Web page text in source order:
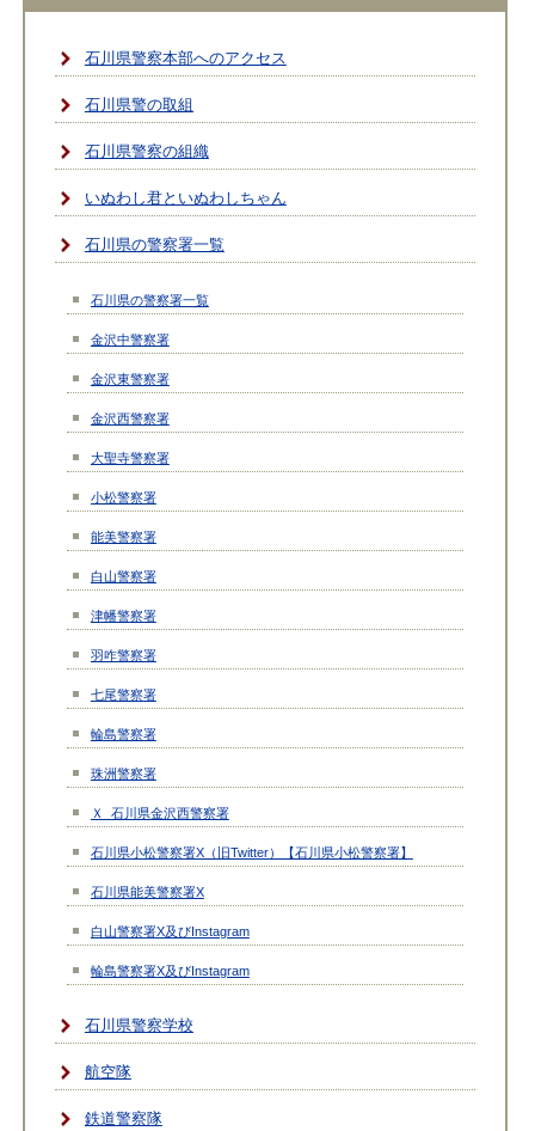
石川県警察本部へのアクセス
石川県警の取組
石川県警察の組織
いぬわし君といぬわしちゃん
石川県の警察署一覧
石川県の警察署一覧
金沢中警察署
金沢東警察署
金沢西警察署
大聖寺警察署
小松警察署
能美警察署
白山警察署
津幡警察署
羽咋警察署
七尾警察署
輪島警察署
珠洲警察署
Ｘ_石川県金沢西警察署
石川県小松警察署X（旧Twitter）【石川県小松警察署】
石川県能美警察署X
白山警察署X及びInstagram
輪島警察署X及びInstagram
石川県警察学校
航空隊
鉄道警察隊